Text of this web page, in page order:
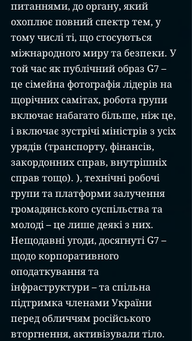
питаннями, до органу, який
охоплює повний спектр тем, у
тому числі ті, що стосуються
міжнародного миру та безпеки. У
той час як публічний образ G7 –
це сімейна фотографія лідерів на
щорічних самітах, робота групи
включає набагато більше, ніж це,
і включає зустрічі міністрів з усіх
урядів (транспорту, фінансів,
закордонних справ, внутрішніх
справ тощо). ), технічні робочі
групи та платформи залучення
громадянського суспільства та
молоді – це лише деякі з них.
Нещодавні угоди, досягнуті G7 –
щодо корпоративного
оподаткування та
інфраструктури – та спільна
підтримка членами України
перед обличчям російського
вторгнення, активізували тіло.